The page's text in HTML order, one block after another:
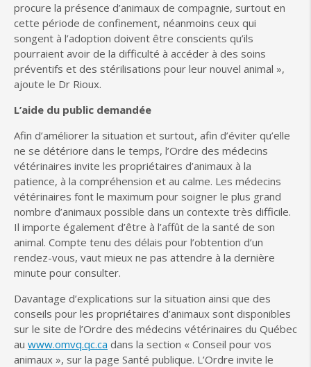
procure la présence d’animaux de compagnie, surtout en
cette période de confinement, néanmoins ceux qui
songent à l’adoption doivent être conscients qu’ils
pourraient avoir de la difficulté à accéder à des soins
préventifs et des stérilisations pour leur nouvel animal »,
ajoute le Dr Rioux.
L’aide du public demandée
Afin d’améliorer la situation et surtout, afin d’éviter qu’elle
ne se détériore dans le temps, l’Ordre des médecins
vétérinaires invite les propriétaires d’animaux à la
patience, à la compréhension et au calme. Les médecins
vétérinaires font le maximum pour soigner le plus grand
nombre d’animaux possible dans un contexte très difficile.
Il importe également d’être à l’affût de la santé de son
animal. Compte tenu des délais pour l’obtention d’un
rendez-vous, vaut mieux ne pas attendre à la dernière
minute pour consulter.
Davantage d’explications sur la situation ainsi que des
conseils pour les propriétaires d’animaux sont disponibles
sur le site de l’Ordre des médecins vétérinaires du Québec
au www.omvq.qc.ca dans la section « Conseil pour vos
animaux », sur la page Santé publique. L’Ordre invite le